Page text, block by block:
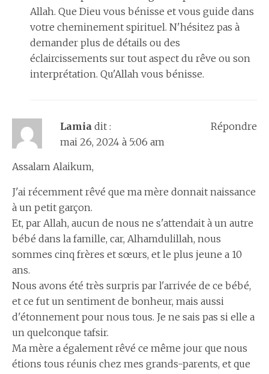
Allah. Que Dieu vous bénisse et vous guide dans
votre cheminement spirituel. N'hésitez pas à
demander plus de détails ou des
éclaircissements sur tout aspect du rêve ou son
interprétation. Qu'Allah vous bénisse.
Lamia dit :
mai 26, 2024 à 5:06 am
Assalam Alaikum,
J'ai récemment rêvé que ma mère donnait naissance
à un petit garçon.
Et, par Allah, aucun de nous ne s'attendait à un autre
bébé dans la famille, car, Alhamdulillah, nous
sommes cinq frères et sœurs, et le plus jeune a 10
ans.
Nous avons été très surpris par l'arrivée de ce bébé,
et ce fut un sentiment de bonheur, mais aussi
d'étonnement pour nous tous. Je ne sais pas si elle a
un quelconque tafsir.
Ma mère a également rêvé ce même jour que nous
étions tous réunis chez mes grands-parents, et que
Répondre